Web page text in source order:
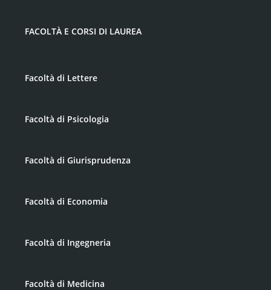
FACOLTÀ E CORSI DI LAUREA
Facoltà di Lettere
Facoltà di Psicologia
Facoltà di Giurisprudenza
Facoltà di Economia
Facoltà di Ingegneria
Facoltà di Medicina